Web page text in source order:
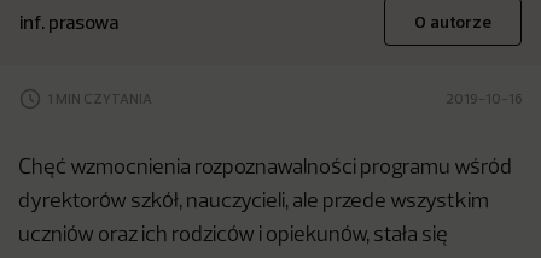
inf. prasowa O autorze
1 MIN CZYTANIA 2019-10-16
Chęć wzmocnienia rozpoznawalności programu wśród
dyrektorów szkół, nauczycieli, ale przede wszystkim
uczniów oraz ich rodziców i opiekunów, stała się